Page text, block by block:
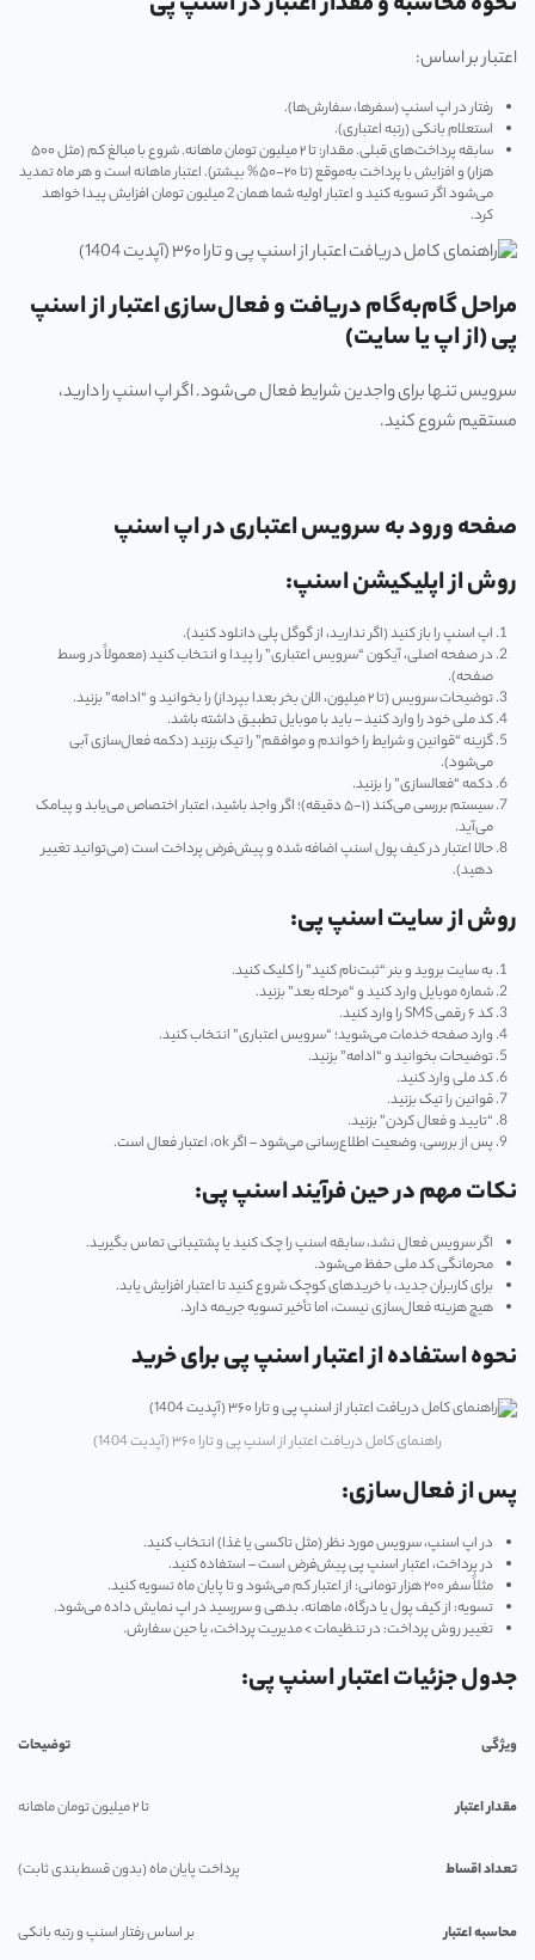
اعتبار بر اساس:
رفتار در اپ اسنپ (سفرها، سفارش‌ها).
استعلام بانکی (رتبه اعتباری).
سابقه پرداخت‌های قبلی. مقدار: تا ۲ میلیون تومان ماهانه. شروع با مبالغ کم (مثل ۵۰۰
هزار) و افزایش با پرداخت به‌موقع (تا ۲۰-۵۰% بیشتر). اعتبار ماهانه است و هر ماه تمدید
می‌شود اگر تسویه کنید و اعتبار اولیه شما همان 2 میلیون تومان افزایش پیدا خواهد
کرد.
مراحل گام‌به‌گام دریافت و فعال‌سازی اعتبار از اسنپ
پی (از اپ یا سایت)
سرویس تنها برای واجدین شرایط فعال می‌شود. اگر اپ اسنپ را دارید،
مستقیم شروع کنید.
صفحه ورود به سرویس اعتباری در اپ اسنپ
روش از اپلیکیشن اسنپ:
اپ اسنپ را باز کنید (اگر ندارید، از گوگل پلی دانلود کنید).
در صفحه اصلی، آیکون “سرویس اعتباری” را پیدا و انتخاب کنید (معمولاً در وسط
صفحه).
توضیحات سرویس (تا ۲ میلیون، الان بخر بعدا بپرداز) را بخوانید و “ادامه” بزنید.
کد ملی خود را وارد کنید – باید با موبایل تطبیق داشته باشد.
گزینه “قوانین و شرایط را خواندم و موافقم” را تیک بزنید (دکمه فعال‌سازی آبی
می‌شود).
دکمه “فعالسازی” را بزنید.
سیستم بررسی می‌کند (۱-۵ دقیقه)؛ اگر واجد باشید، اعتبار اختصاص می‌یابد و پیامک
می‌آید.
حالا اعتبار در کیف پول اسنپ اضافه شده و پیش‌فرض پرداخت است (می‌توانید تغییر
دهید).
روش از سایت اسنپ پی:
به سایت بروید و بنر “ثبت‌نام کنید” را کلیک کنید.
شماره موبایل وارد کنید و “مرحله بعد” بزنید.
کد ۶ رقمی SMS را وارد کنید.
وارد صفحه خدمات می‌شوید؛ “سرویس اعتباری” انتخاب کنید.
توضیحات بخوانید و “ادامه” بزنید.
کد ملی وارد کنید.
قوانین را تیک بزنید.
“تایید و فعال کردن” بزنید.
پس از بررسی، وضعیت اطلاع‌رسانی می‌شود – اگر ok، اعتبار فعال است.
نکات مهم در حین فرآیند اسنپ پی:
اگر سرویس فعال نشد، سابقه اسنپ را چک کنید یا پشتیبانی تماس بگیرید.
محرمانگی کد ملی حفظ می‌شود.
برای کاربران جدید، با خریدهای کوچک شروع کنید تا اعتبار افزایش یابد.
هیچ هزینه فعال‌سازی نیست، اما تأخیر تسویه جریمه دارد.
نحوه استفاده از اعتبار اسنپ پی برای خرید
راهنمای کامل دریافت اعتبار از اسنپ پی و تارا ۳۶۰ (آپدیت 1404)
پس از فعال‌سازی:
در اپ اسنپ، سرویس مورد نظر (مثل تاکسی یا غذا) انتخاب کنید.
در پرداخت، اعتبار اسنپ پی پیش‌فرض است – استفاده کنید.
مثلاً سفر ۲۰۰ هزار تومانی: از اعتبار کم می‌شود و تا پایان ماه تسویه کنید.
تسویه: از کیف پول یا درگاه، ماهانه. بدهی و سررسید در اپ نمایش داده می‌شود.
تغییر روش پرداخت: در تنظیمات > مدیریت پرداخت، یا حین سفارش.
جدول جزئیات اعتبار اسنپ پی:
ویژگی توضیحات
مقدار اعتبار تا ۲ میلیون تومان ماهانه
تعداد اقساط پرداخت پایان ماه (بدون قسط‌بندی ثابت)
محاسبه اعتبار بر اساس رفتار اسنپ و رتبه بانکی